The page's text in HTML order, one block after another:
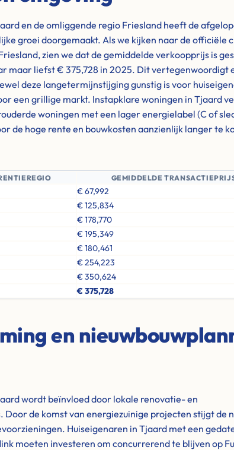
en de omliggende regio Friesland heeft de
groei doorgemaakt. Als we kijken naar de officiële
zien we dat de gemiddelde verkoopprijs is
maar liefst € 375,728 in 2025. Dit vertegenwoordigt
deze langetermijnstijging gunstig is voor
een grillige markt. Instapklare woningen in Tjaard
woningen met een lager energielabel (C of
de hoge rente en bouwkosten aanzienlijk langer te
GEMIDDELDE
€ 67,992
€ 125,834
€ 178,770
€ 195,349
€ 180,461
€ 254,223
€ 350,624
€ 375,728
en
wordt beïnvloed door lokale renovatie- en
de komst van energiezuinige projecten stijgt de
Huiseigenaren in Tjaard met een
moeten investeren om concurrerend te blijven op